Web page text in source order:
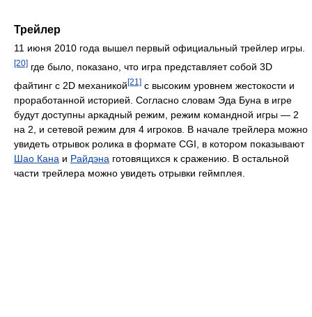
Трейлер
11 июня 2010 года вышел первый официальный трейлер игры.
[20] где было, показано, что игра представляет собой 3D
файтинг с 2D механикой[21] с высоким уровнем жестокости и
проработанной историей. Согласно словам Эда Буна в игре
будут доступны аркадный режим, режим командной игры — 2
на 2, и сетевой режим для 4 игроков. В начале трейлера можно
увидеть отрывок ролика в формате CGI, в котором показывают
Шао Кана и Райдэна готовящихся к сражению. В остальной
части трейлера можно увидеть отрывки геймплея.